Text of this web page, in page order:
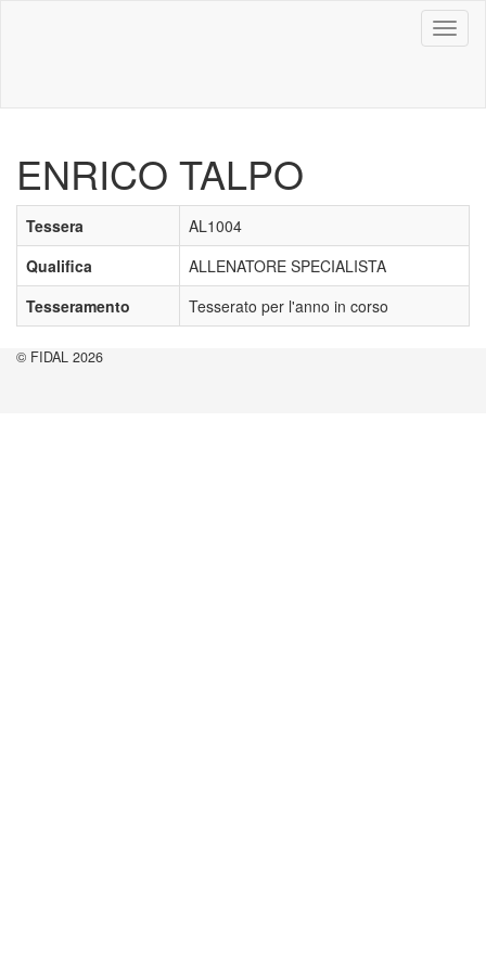
ENRICO TALPO
Tessera
AL1004
Qualifica
ALLENATORE SPECIALISTA
Tesseramento
Tesserato per l'anno in corso
© FIDAL 2026